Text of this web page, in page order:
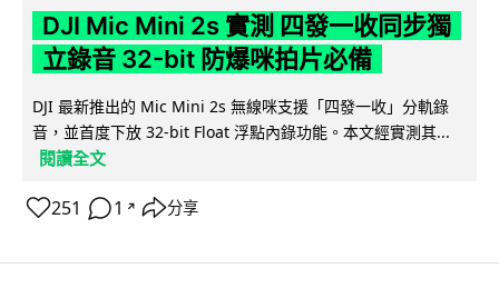
DJI Mic Mini 2s 實測 四發一收同步獨
立錄音 32-bit 防爆咪拍片必備
DJI 最新推出的 Mic Mini 2s 無線咪支援「四發一收」分軌錄
音，並首度下放 32-bit Float 浮點內錄功能。本文經實測其...
閱讀全文
251 1 ↗ 分享